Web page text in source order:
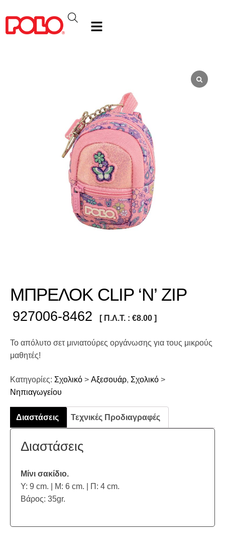
ΜΠΡΕΛΟΚ CLIP ‘N’ ZIP
927006-8462 [ Π.Λ.Τ. : €8.00 ]
Το απόλυτο σετ μινιατούρες οργάνωσης για τους μικρούς
μαθητές!
Κατηγορίες: Σχολικό > Αξεσουάρ, Σχολικό >
Νηπιαγωγείου
Διαστάσεις Τεχνικές Προδιαγραφές
Διαστάσεις
Μίνι σακίδιο.
Υ: 9 cm. | Μ: 6 cm. | Π: 4 cm.
Βάρος: 35gr.